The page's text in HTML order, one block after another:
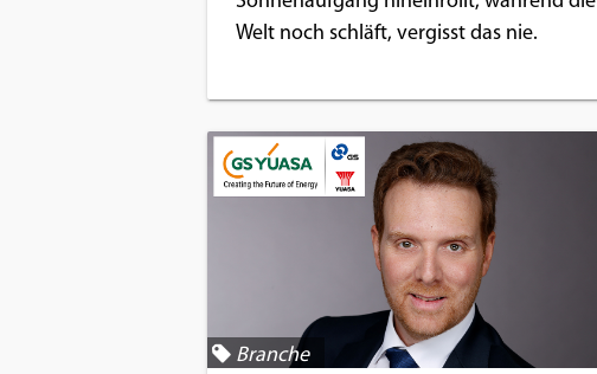
Welt noch schläft, vergisst das nie.
Branche
können, werden von diesen externen
Medien Cookies gesetzt.